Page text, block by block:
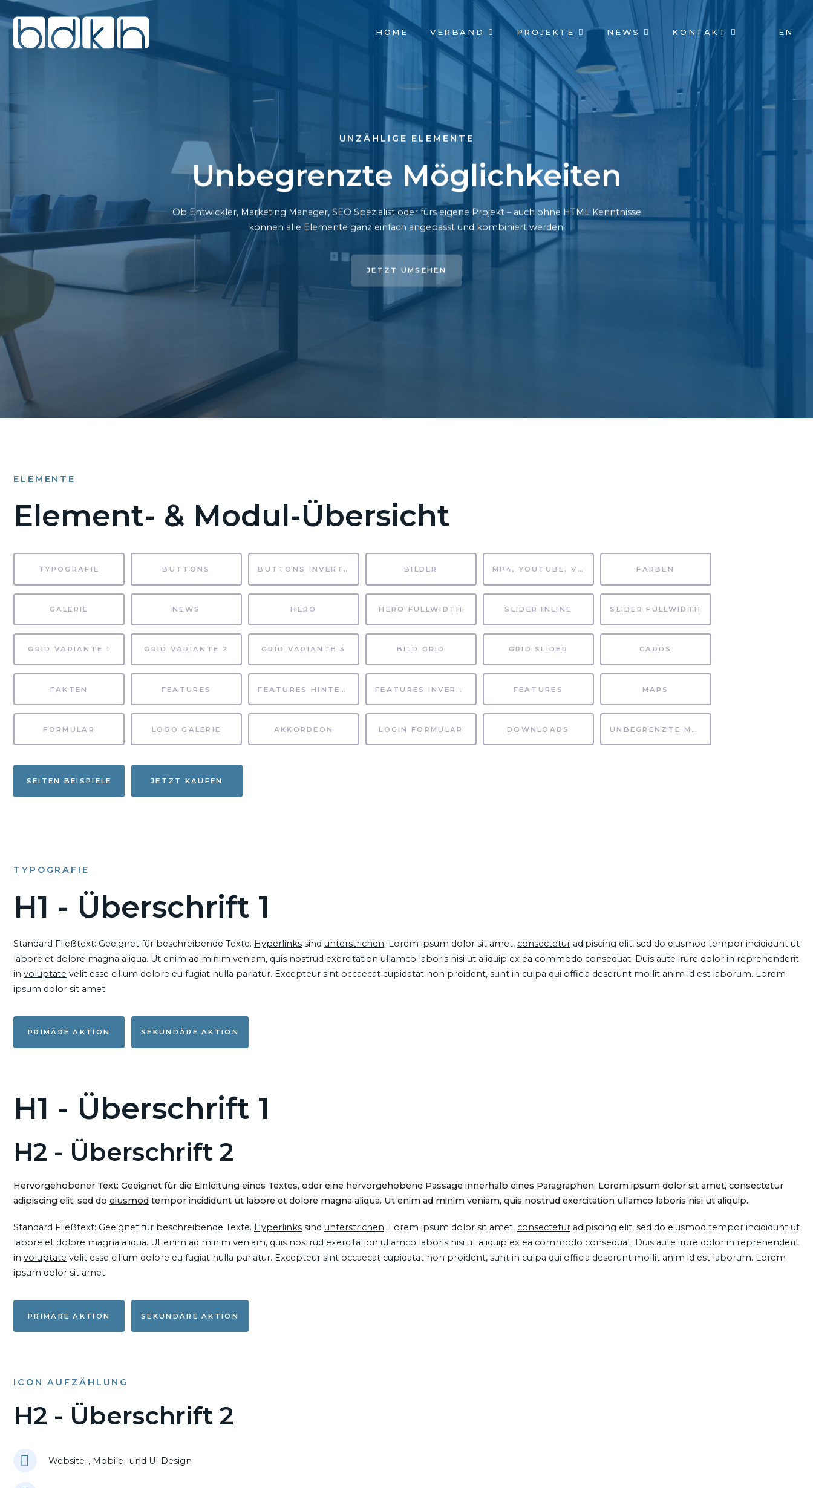
NAVIGATION
ÜBERSPRINGEN
HOME VERBAND PROJEKTE NEWS KONTAKT EN
UNZÄHLIGE ELEMENTE
Unbegrenzte Möglichkeiten
Ob Entwickler, Marketing Manager, SEO Spezialist oder fürs eigene Projekt – auch ohne HTML Kenntnisse
können alle Elemente ganz einfach angepasst und kombiniert werden.
JETZT UMSEHEN
ELEMENTE
Element- & Modul-Übersicht
TYPOGRAFIE BUTTONS BUTTONS INVERTIERT BILDER MP4, YOUTUBE, VIMEO FARBEN
GALERIE NEWS HERO HERO FULLWIDTH SLIDER INLINE SLIDER FULLWIDTH
GRID VARIANTE 1 GRID VARIANTE 2 GRID VARIANTE 3 BILD GRID GRID SLIDER CARDS
FAKTEN FEATURES FEATURES HINTERGRUND FEATURES INVERTIERT FEATURES MAPS
FORMULAR LOGO GALERIE AKKORDEON LOGIN FORMULAR DOWNLOADS UNBEGRENZTE MÖGLICHKEITEN
SEITEN BEISPIELE JETZT KAUFEN
TYPOGRAFIE
H1 - Überschrift 1
Standard Fließtext: Geeignet für beschreibende Texte. Hyperlinks sind unterstrichen. Lorem ipsum dolor sit amet, consectetur adipiscing elit, sed do eiusmod tempor incididunt ut
labore et dolore magna aliqua. Ut enim ad minim veniam, quis nostrud exercitation ullamco laboris nisi ut aliquip ex ea commodo consequat. Duis aute irure dolor in reprehenderit
in voluptate velit esse cillum dolore eu fugiat nulla pariatur. Excepteur sint occaecat cupidatat non proident, sunt in culpa qui officia deserunt mollit anim id est laborum. Lorem
ipsum dolor sit amet.
PRIMÄRE AKTION SEKUNDÄRE AKTION
H1 - Überschrift 1
H2 - Überschrift 2
Hervorgehobener Text: Geeignet für die Einleitung eines Textes, oder eine hervorgehobene Passage innerhalb eines Paragraphen. Lorem ipsum dolor sit amet, consectetur
adipiscing elit, sed do eiusmod tempor incididunt ut labore et dolore magna aliqua. Ut enim ad minim veniam, quis nostrud exercitation ullamco laboris nisi ut aliquip.
Standard Fließtext: Geeignet für beschreibende Texte. Hyperlinks sind unterstrichen. Lorem ipsum dolor sit amet, consectetur adipiscing elit, sed do eiusmod tempor incididunt ut
labore et dolore magna aliqua. Ut enim ad minim veniam, quis nostrud exercitation ullamco laboris nisi ut aliquip ex ea commodo consequat. Duis aute irure dolor in reprehenderit
in voluptate velit esse cillum dolore eu fugiat nulla pariatur. Excepteur sint occaecat cupidatat non proident, sunt in culpa qui officia deserunt mollit anim id est laborum. Lorem
ipsum dolor sit amet.
PRIMÄRE AKTION SEKUNDÄRE AKTION
ICON AUFZÄHLUNG
H2 - Überschrift 2
Website-, Mobile- und UI Design